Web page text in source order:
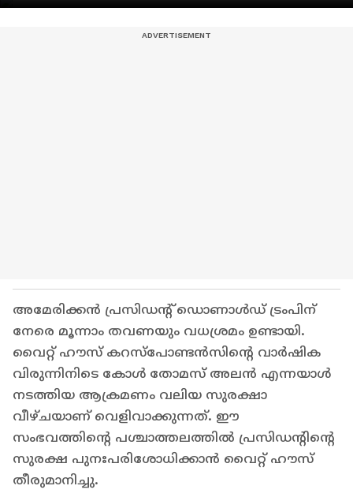
അമേരിക്കൻ പ്രസിഡന്റ് ഡൊണാൾഡ് ട്രംപിന്
നേരെ മൂന്നാം തവണയും വധശ്രമം ഉണ്ടായി.
വൈറ്റ് ഹൗസ് കറസ്പോണ്ടൻസിന്‍റെ വാർഷിക
വിരുന്നിനിടെ കോൾ തോമസ് അലൻ എന്നയാൾ
നടത്തിയ ആക്രമണം വലിയ സുരക്ഷാ
വീഴ്ചയാണ് വെളിവാക്കുന്നത്. ഈ
സംഭവത്തിന്‍റെ പശ്ചാത്തലത്തിൽ പ്രസിഡന്റിന്റെ
സുരക്ഷ പുനഃപരിശോധിക്കാൻ വൈറ്റ് ഹൗസ്
തീരുമാനിച്ചു.